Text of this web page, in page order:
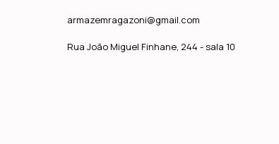
armazemragazoni@gmail.com
Rua João Miguel Finhane, 244 - sala 10